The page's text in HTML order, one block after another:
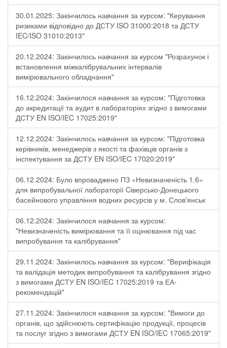
30.01.2025: Закінчилось навчання за курсом: "Керування
ризиками відповідно до ДСТУ ISO 31000:2018 та ДСТУ
IEC/ISO 31010:2013"
20.12.2024: Закінчилось навчання за курсом "Розрахунок і
встановлення міжкалібрувальних інтервалів
вимірювального обладнання"
16.12.2024: Закінчилося навчання за курсом: "Підготовка
до акредитації та аудит в лабораторіях згідно з вимогами
ДСТУ EN ISO/IEC 17025:2019"
12.12.2024: Закінчилось навчання за курсом: "Підготовка
керівників, менеджерів з якості та фахівців органів з
інспектування за ДСТУ EN ISO/IEC 17020:2019"
06.12.2024: Було впроваджено ПЗ «Невизначеність 1.6»
для випробувальної лабораторії Cіверсько-Донецького
басейнового управління водних ресурсів у м. Слов'янськ
06.12.2024: Закінчилося навчання за курсом:
"Невизначеність вимірювання та її оцінювання під час
випробування та калібрування"
29.11.2024: Закінчилось навчання за курсом: "Верифікація
та валідація методик випробування та калібрування згідно
з вимогами ДСТУ EN ISO/IEC 17025:2019 та ЕА-
рекомендацій"
27.11.2024: Закінчилося навчання за курсом: "Вимоги до
органів, що здійснюють сертифікацію продукції, процесів
та послуг згідно з вимогами ДСТУ EN ISO/IEC 17065:2019"